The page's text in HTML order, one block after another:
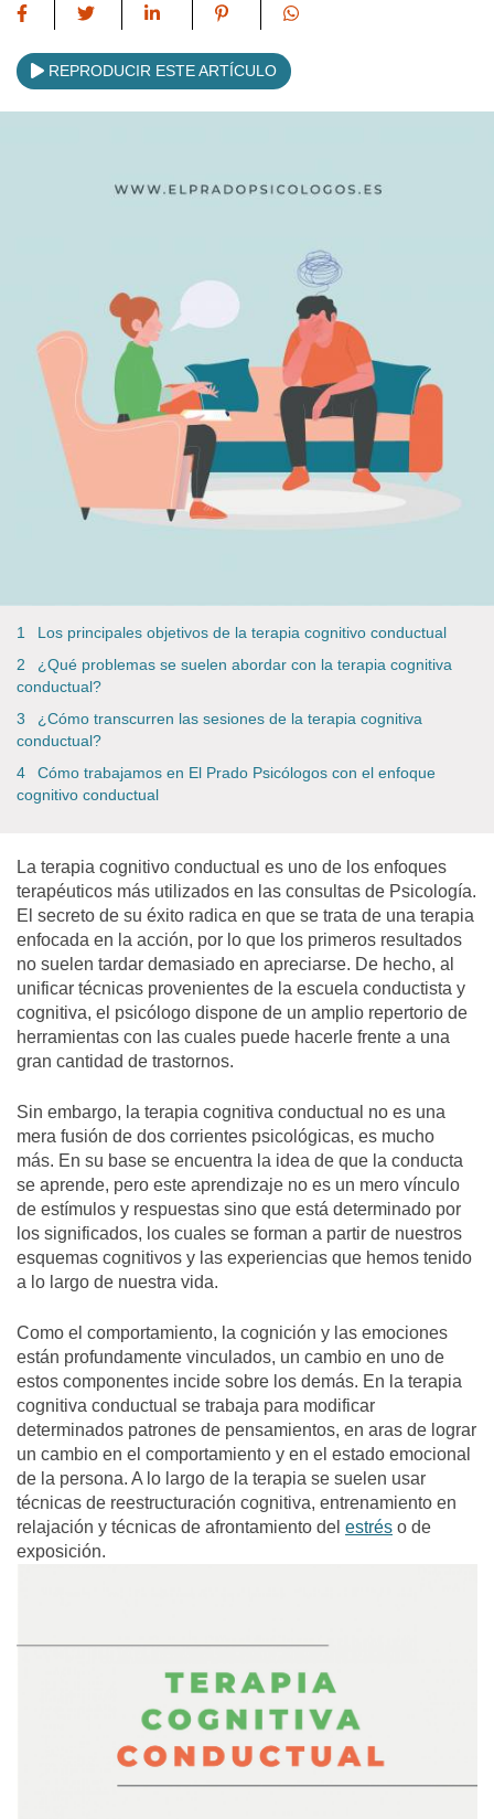
REPRODUCIR ESTE ARTÍCULO
Los principales objetivos de la terapia cognitivo conductual
¿Qué problemas se suelen abordar con la terapia cognitiva
conductual?
¿Cómo transcurren las sesiones de la terapia cognitiva
conductual?
Cómo trabajamos en El Prado Psicólogos con el enfoque
cognitivo conductual
La terapia cognitivo conductual es uno de los enfoques
terapéuticos más utilizados en las consultas de Psicología.
El secreto de su éxito radica en que se trata de una terapia
enfocada en la acción, por lo que los primeros resultados
no suelen tardar demasiado en apreciarse. De hecho, al
unificar técnicas provenientes de la escuela conductista y
cognitiva, el psicólogo dispone de un amplio repertorio de
herramientas con las cuales puede hacerle frente a una
gran cantidad de trastornos.
Sin embargo, la terapia cognitiva conductual no es una
mera fusión de dos corrientes psicológicas, es mucho
más. En su base se encuentra la idea de que la conducta
se aprende, pero este aprendizaje no es un mero vínculo
de estímulos y respuestas sino que está determinado por
los significados, los cuales se forman a partir de nuestros
esquemas cognitivos y las experiencias que hemos tenido
a lo largo de nuestra vida.
Como el comportamiento, la cognición y las emociones
están profundamente vinculados, un cambio en uno de
estos componentes incide sobre los demás. En la terapia
cognitiva conductual se trabaja para modificar
determinados patrones de pensamientos, en aras de lograr
un cambio en el comportamiento y en el estado emocional
de la persona. A lo largo de la terapia se suelen usar
técnicas de reestructuración cognitiva, entrenamiento en
relajación y técnicas de afrontamiento del estrés o de
exposición.